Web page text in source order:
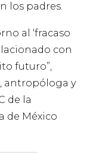
los padres.
al ‘fracaso
con
futuro”,
antropóloga y
de la
de México